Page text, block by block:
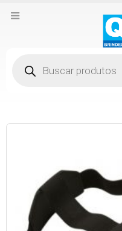
produtos